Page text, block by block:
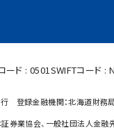
ード : 0501SWIFTコード :
登録金融機関：北海道財務局
証券業協会、一般社団法人金融